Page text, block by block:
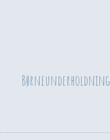
Børneunderholdning